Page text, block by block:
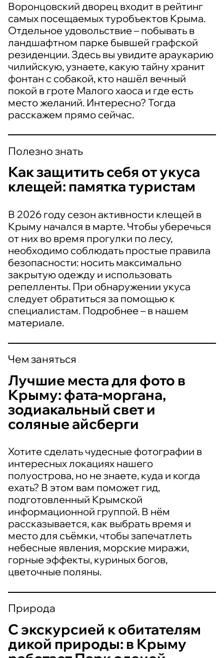
Воронцовский дворец входит в рейтинг
самых посещаемых туробъектов Крыма.
Отдельное удовольствие – побывать в
ландшафтном парке бывшей графской
резиденции. Здесь вы увидите араукарию
чилийскую, узнаете, какую тайну хранит
фонтан с собакой, кто нашёл вечный
покой в гроте Малого хаоса и где есть
место желаний. Интересно? Тогда
расскажем прямо сейчас.
Полезно знать
Как защитить себя от укуса
клещей: памятка туристам
В 2026 году сезон активности клещей в
Крыму начался в марте. Чтобы уберечься
от них во время прогулки по лесу,
необходимо соблюдать простые правила
безопасности: носить максимально
закрытую одежду и использовать
репелленты. При обнаружении укуса
следует обратиться за помощью к
специалистам. Подробнее – в нашем
материале.
Чем заняться
Лучшие места для фото в
Крыму: фата-моргана,
зодиакальный свет и
соляные айсберги
Хотите сделать чудесные фотографии в
интересных локациях нашего
полуострова, но не знаете, куда и когда
ехать? В этом вам поможет гид,
подготовленный Крымской
информационной группой. В нём
рассказывается, как выбрать время и
место для съёмки, чтобы запечатлеть
небесные явления, морские миражи,
горные эффекты, куриных богов,
цветочные поляны.
Природа
С экскурсией к обитателям
дикой природы: в Крыму